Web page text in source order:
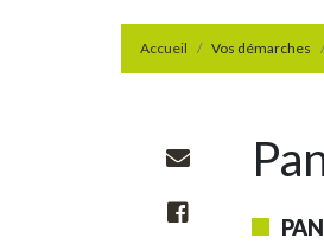
Accueil Vos démarches